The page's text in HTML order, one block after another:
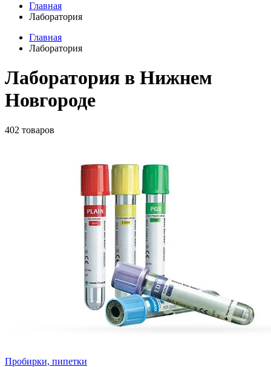
Главная
Лаборатория
Главная
Лаборатория
Лаборатория в Нижнем
Новгороде
402 товаров
Пробирки, пипетки